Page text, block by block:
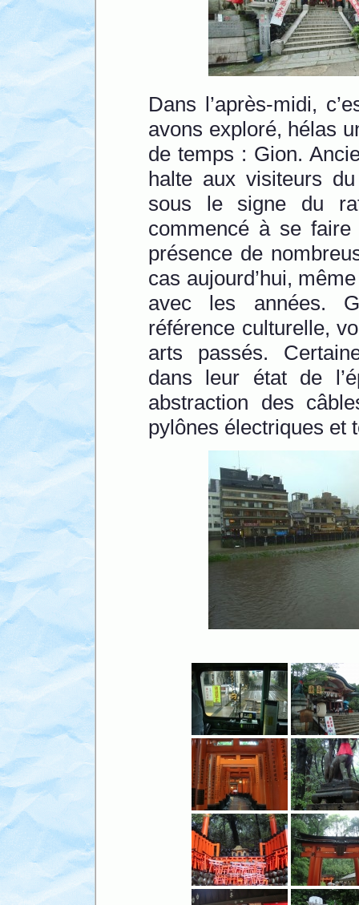
Dans l’après-midi,
avons exploré, hélas
de temps : Gion.
halte aux visiteurs
sous le signe du
commencé à se
présence de
cas aujourd’hui,
avec les années.
référence culturelle,
arts passés.
dans leur état de
abstraction des
pylônes électriques et